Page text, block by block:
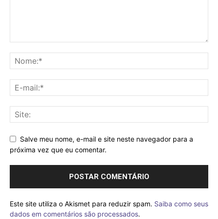
Salve meu nome, e-mail e site neste navegador para a
próxima vez que eu comentar.
Este site utiliza o Akismet para reduzir spam. Saiba como seus
dados em comentários são processados.